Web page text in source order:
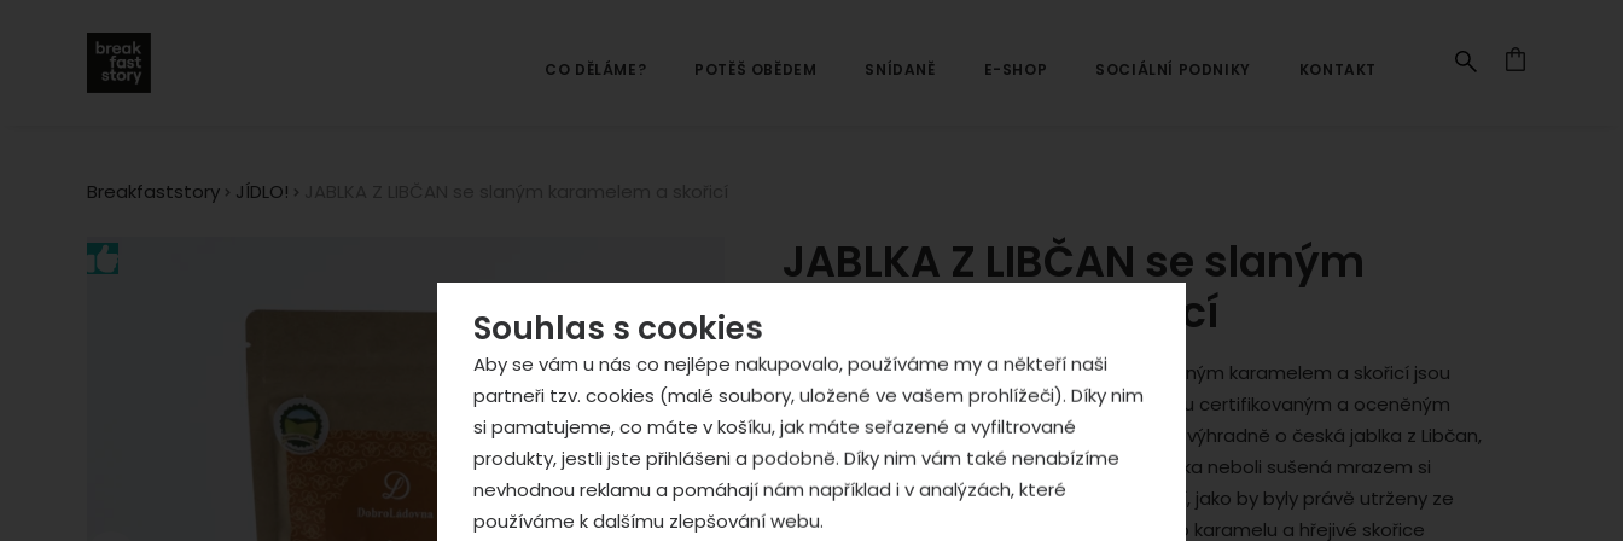
Souhlas s cookies
Aby se vám u nás co nejlépe nakupovalo, používáme my a někteří naši
partneři tzv. cookies (malé soubory, uložené ve vašem prohlížeči). Díky nim
si pamatujeme, co máte v košíku, jak máte seřazené a vyfiltrované
produkty, jestli jste přihlášeni a podobně. Díky nim vám také nenabízíme
nevhodnou reklamu a pomáhají nám například i v analýzách, které
používáme k dalšímu zlepšování webu.
Breakfaststory JÍDLO!
Fotografie
JABLKA Z LIBČAN se slaným
karamelem a skořicí
ÁÁÁÁ! Tyhle úžasná lyofilizovaná jablka se slaným karamelem a skořicí jsou
naprostá bomba! A potvrzuje to i fakt, že jsou certifikovaným a oceněným
regionálním výrobkem Polabí! Jedná se tedy výhradně o česká jablka z Libčan,
žádný dovoz tu nehledejte. Lyofilizovaná jablka neboli sušená mrazem si
uchovají veškeré své bohaté živiny a chutnají, jako by byly právě utrženy ze
stromu. Jejich křupavost s kombinací slaného karamelu a hřejivé skořice
CO DĚLÁME? POTĚŠ OBĚDEM SNÍDANĚ E-SHOP SOCIÁLNÍ PODNIKY KONTAKT